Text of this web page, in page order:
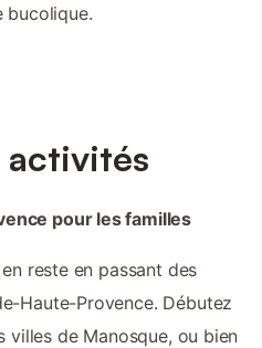
bucolique.
activités
pour les familles
reste en passant des
Haute-Provence. Débutez
villes de Manosque, ou bien